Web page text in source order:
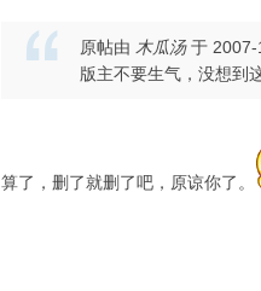
原帖由 木瓜汤于 2007-
版主不要生气，没想到
算了，删了就删了吧，原谅你了。